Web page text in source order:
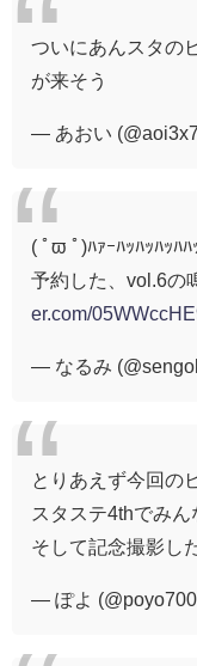
ついにあんスタの
が来そう
— あおい
( ﾟϖ ﾟ)ﾊｧｰﾊｯﾊｯﾊｯﾊﾊ
予約した、vol.6の
er.com/
— なるみ
とりあえず今回の
スタステ4thでみ
そして記念撮影し
— ぽよ